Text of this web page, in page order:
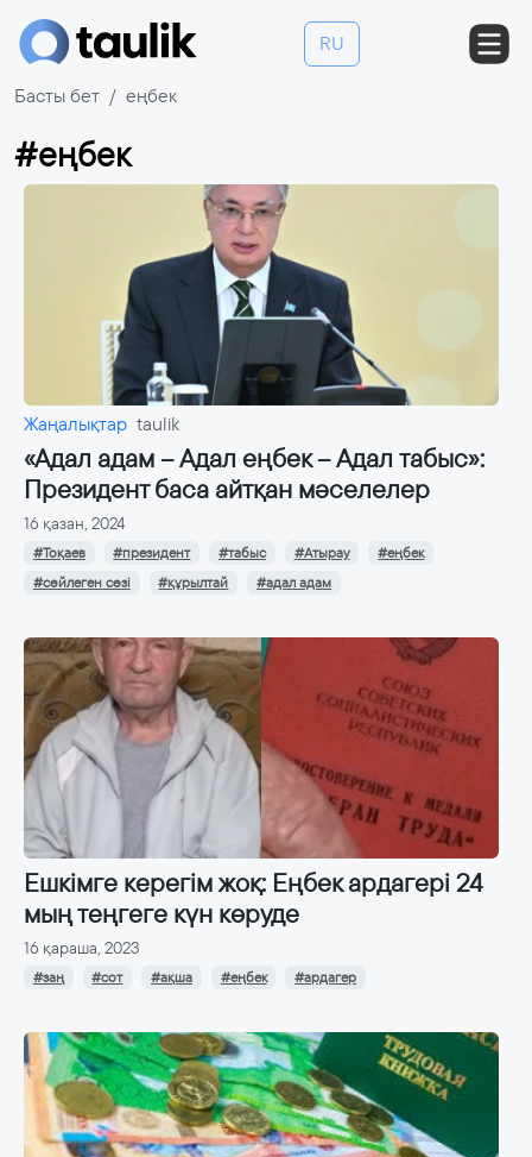
RU
Басты бет еңбек
#еңбек
Жаңалықтар taulik
«Адал адам – Адал еңбек – Адал табыс»:
Президент баса айтқан мәселелер
16 қазан, 2024
#Тоқаев #президент #табыс #Атырау
#еңбек
#сөйлеген сөзі
#құрылтай #адал адам
Ешкімге керегім жоқ: Еңбек ардагері 24
мың теңгеге күн көруде
16 қараша, 2023
#заң #сот #ақша #еңбек #ардагер